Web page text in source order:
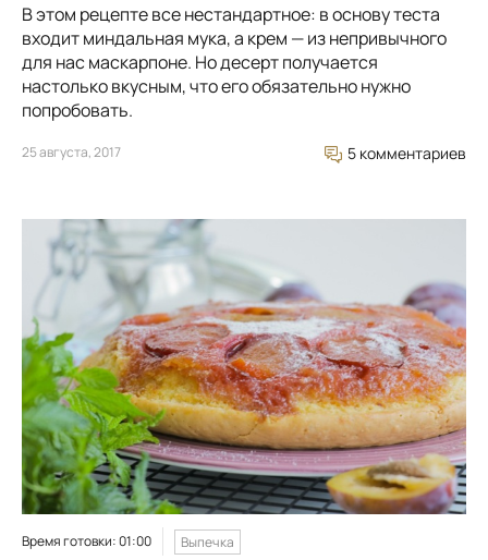
В этом рецепте все нестандартное: в основу теста
входит миндальная мука, а крем — из непривычного
для нас маскарпоне. Но десерт получается
настолько вкусным, что его обязательно нужно
попробовать.
25 августа, 2017 5 комментариев
Время готовки: 01:00 Выпечка